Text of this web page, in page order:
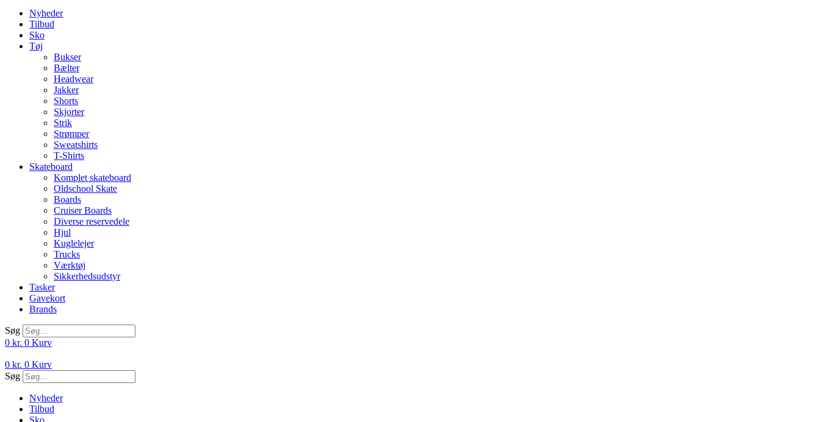
Nyheder
Tilbud
Sko
Tøj
Bukser
Bælter
Headwear
Jakker
Shorts
Skjorter
Strik
Strømper
Sweatshirts
T-Shirts
Skateboard
Komplet skateboard
Oldschool Skate
Boards
Cruiser Boards
Diverse reservedele
Hjul
Kuglelejer
Trucks
Værktøj
Sikkerhedsudstyr
Tasker
Gavekort
Brands
Søg
0 kr. 0 Kurv
0 kr. 0 Kurv
Søg
Nyheder
Tilbud
Sko